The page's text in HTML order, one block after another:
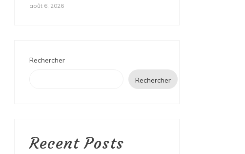
août 6, 2026
Rechercher
Rechercher
Recent Posts